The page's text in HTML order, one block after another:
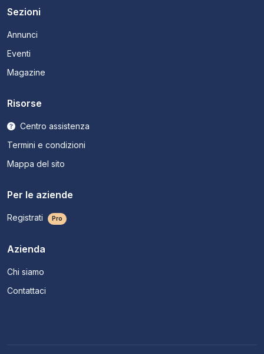
Sezioni
Annunci
Eventi
Magazine
Risorse
Centro assistenza
Termini e condizioni
Mappa del sito
Per le aziende
Registrati Pro
Azienda
Chi siamo
Contattaci